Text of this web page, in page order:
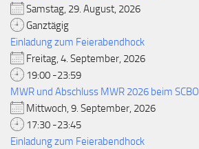
Samstag, 29. August, 2026
Ganztägig
Einladung zum Feierabendhock
Freitag, 4. September, 2026
19:00 -23:59
MWR und Abschluss MWR 2026 beim SCBO
Mittwoch, 9. September, 2026
17:30 -23:45
Einladung zum Feierabendhock